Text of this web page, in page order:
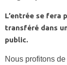
L’entrée se fera
transféré dans
public.
Nous profitons